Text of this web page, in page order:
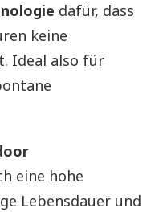
dafür, dass
keine
Ideal also für
eine hohe
Lebensdauer und